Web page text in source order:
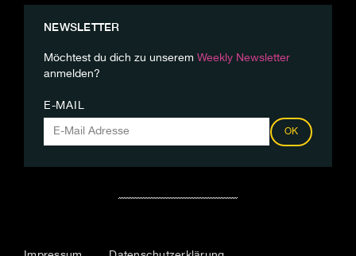
NEWSLETTER
Möchtest du dich zu unserem Weekly Newsletter
anmelden?
E-MAIL
OK